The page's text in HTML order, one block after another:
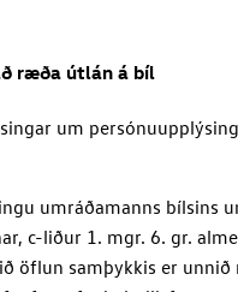
ræða útlán á bíl
um
umráðamanns bílsins
c-liður 1. mgr. 6. gr.
samþykkis er unnið